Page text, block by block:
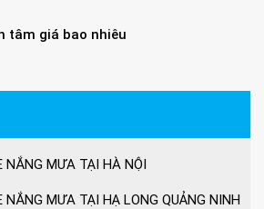
NẮNG MƯA TẠI HÀ NỘI
NẮNG MƯA TẠI HẠ LONG QUẢNG NINH